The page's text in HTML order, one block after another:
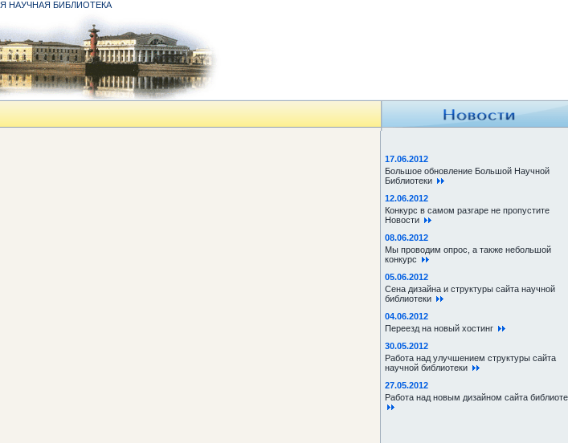
НАУЧНАЯ БИБЛИОТЕКА
17.06.2012
Большое обновление Большой Научной
Библиотеки
12.06.2012
Конкурс в самом разгаре не пропустите
Новости
08.06.2012
Мы проводим опрос, а также небольшой
конкурс
05.06.2012
Сена дизайна и структуры сайта научной
библиотеки
04.06.2012
Переезд на новый хостинг
30.05.2012
Работа над улучшением структуры сайта
научной библиотеки
27.05.2012
Работа над новым дизайном сайта